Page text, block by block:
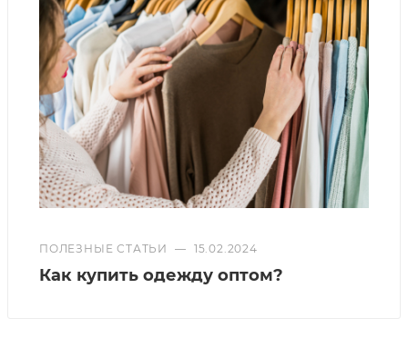
ПОЛЕЗНЫЕ СТАТЬИ — 15.02.2024
Как купить одежду оптом?